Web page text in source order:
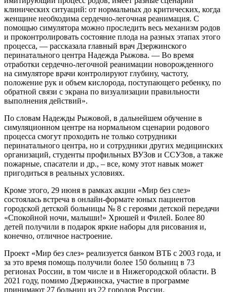
клинических ситуаций: от нормальных до критических, когда
женщине необходима сердечно-легочная реанимация. С
помощью симулятора можно проследить весь механизм родов
и проконтролировать состояние плода на разных этапах этого
процесса, — рассказала главный врач Дзержинского
перинатального центра Надежда Рыжова. — Во время
отработки сердечно-легочной реанимации новорожденного
на симуляторе врачи контролируют глубину, частоту,
положение рук и объем кислорода, поступающего ребенку, по
обратной связи с экрана по визуализации правильности
выполнения действий».
По словам Надежды Рыжовой, в дальнейшем обучение в
симуляционном центре на нормальном сценарии родового
процесса смогут проходить не только сотрудники
перинатального центра, но и сотрудники других медицинских
организаций, студенты профильных ВУЗов и ССУЗов, а также
пожарные, спасатели и др., – все, кому этот навык может
пригодиться в реальных условиях.
Кроме этого, 29 июня в рамках акции «Мир без слез»
состоялась встреча в онлайн-формате юных пациентов
городской детской больницы № 8 с героями детской передачи
«Спокойной ночи, малыши!» Хрюшей и Филей. Более 80
детей получили в подарок яркие наборы для рисования и,
конечно, отличное настроение.
Проект «Мир без слез» реализуется банком ВТБ с 2003 года, и
за это время помощь получили более 150 больниц в 73
регионах России, в том числе и в Нижегородской области. В
2021 году, помимо Дзержинска, участие в программе
принимают 27 больниц из 22 городов России.